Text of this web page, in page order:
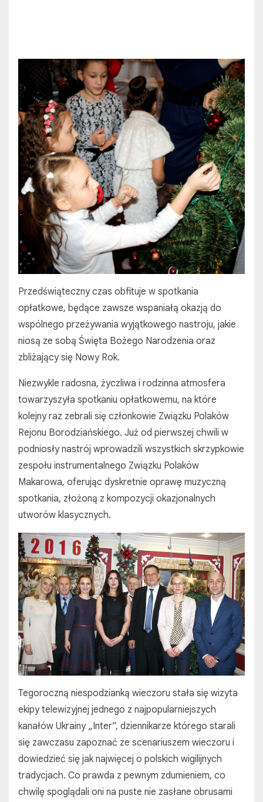
Przedświąteczny czas obfituje w spotkania
opłatkowe, będące zawsze wspaniałą okazją do
wspólnego przeżywania wyjątkowego nastroju, jakie
niosą ze sobą Święta Bożego Narodzenia oraz
zbliżający się Nowy Rok.
Niezwykle radosna, życzliwa i rodzinna atmosfera
towarzyszyła spotkaniu opłatkowemu, na które
kolejny raz zebrali się członkowie Związku Polaków
Rejonu Borodziańskiego. Już od pierwszej chwili w
podniosły nastrój wprowadzili wszystkich skrzypkowie
zespołu instrumentalnego Związku Polaków
Makarowa, oferując dyskretnie oprawę muzyczną
spotkania, złożoną z kompozycji okazjonalnych
utworów klasycznych.
Tegoroczną niespodzianką wieczoru stała się wizyta
ekipy telewizyjnej jednego z najpopularniejszych
kanałów Ukrainy „Inter”, dziennikarze którego starali
się zawczasu zapoznać ze scenariuszem wieczoru i
dowiedzieć się jak najwięcej o polskich wigilijnych
tradycjach. Co prawda z pewnym zdumieniem, co
chwilę spoglądali oni na puste nie zasłane obrusami